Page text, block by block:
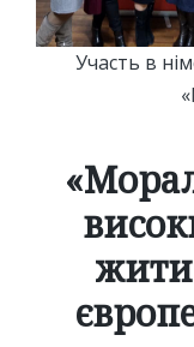
Участь в
жити